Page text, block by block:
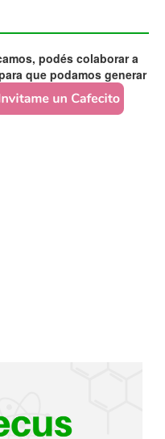
podés colaborar a
que podamos generar